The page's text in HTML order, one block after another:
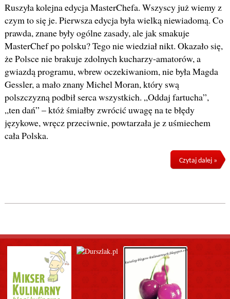
Ruszyła kolejna edycja MasterChefa. Wszyscy już wiemy z
czym to się je. Pierwsza edycja była wielką niewiadomą. Co
prawda, znane były ogólne zasady, ale jak smakuje
MasterChef po polsku? Tego nie wiedział nikt. Okazało się,
że Polsce nie brakuje zdolnych kucharzy-amatorów, a
gwiazdą programu, wbrew oczekiwaniom, nie była Magda
Gessler, a mało znany Michel Moran, który swą
polszczyzną podbił serca wszystkich. „Oddaj fartucha”,
„ten dań” – któż śmiałby zwrócić uwagę na te błędy
językowe, wręcz przeciwnie, powtarzała je z uśmiechem
cała Polska.
Czytaj dalej »